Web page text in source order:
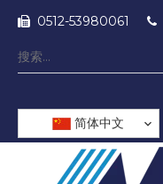
 0512-53980061 
简体中文